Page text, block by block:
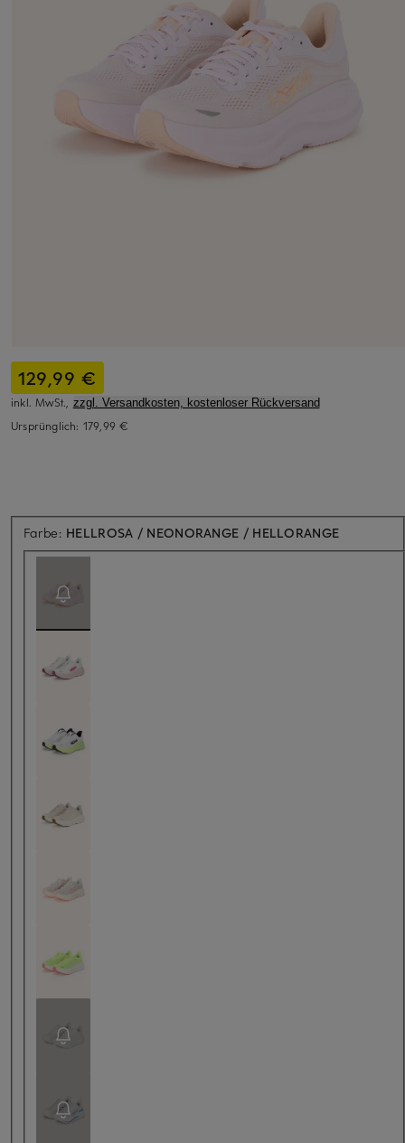
129,99 €
inkl. MwSt., zzgl. Versandkosten, kostenloser Rückversand
Ursprünglich: 179,99 €
Farbe: HELLROSA / NEONORANGE / HELLORANGEAktuell